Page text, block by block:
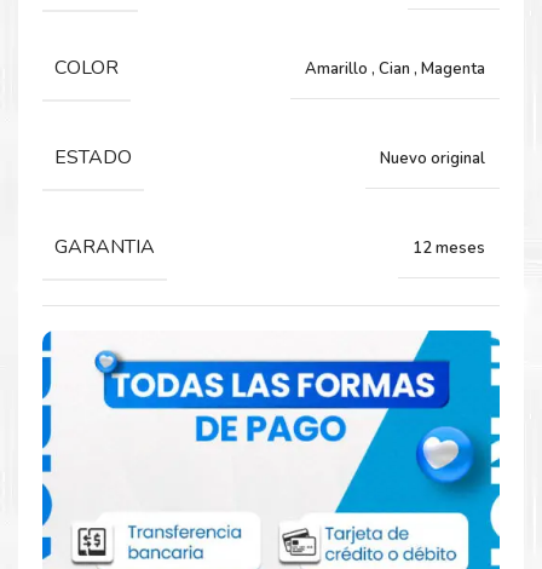
Lexmark CX730, CX735, CX4342, C4352
Unidad de imagen Lexmark 71C0Z50 para
impresoras 730 735 4342 4352
COLOR Amarillo , Cian , Magenta
ESTADO Nuevo original
GARANTIA 12 meses